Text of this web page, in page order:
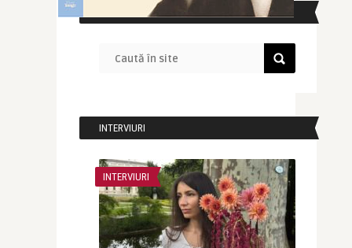
CAUTĂ ÎN SITE
INTERVIURI
INTERVIURI